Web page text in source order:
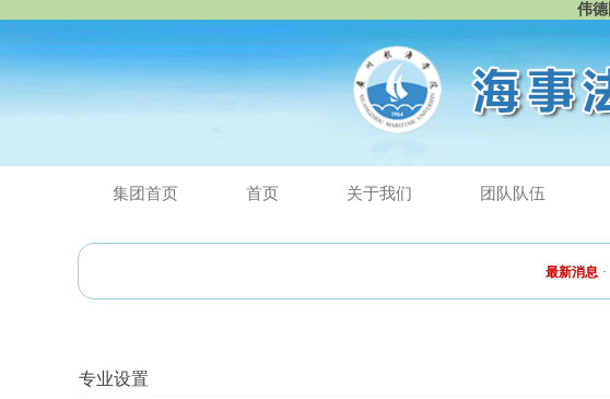
伟
集团首页 首页 关于我们 团队队伍
最新消息 ·公
专业设置